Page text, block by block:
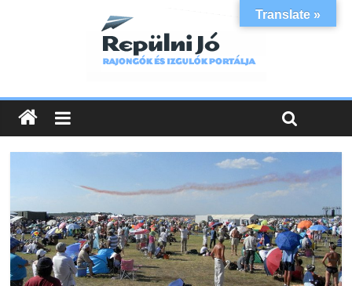
Translate »